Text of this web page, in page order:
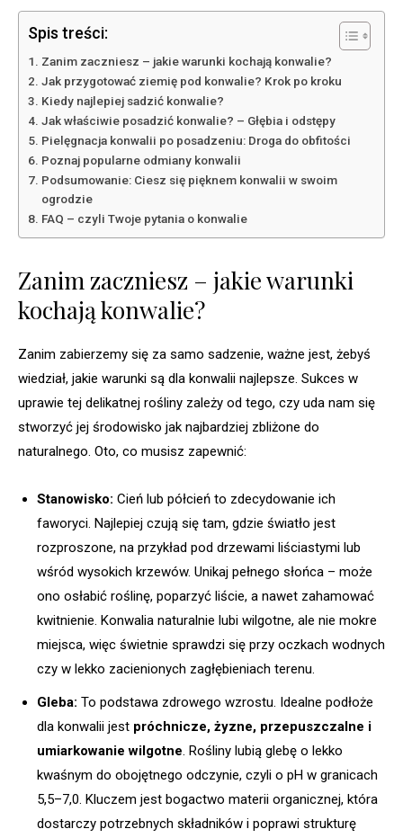
Spis treści:
Zanim zaczniesz – jakie warunki kochają konwalie?
Jak przygotować ziemię pod konwalie? Krok po kroku
Kiedy najlepiej sadzić konwalie?
Jak właściwie posadzić konwalie? – Głębia i odstępy
Pielęgnacja konwalii po posadzeniu: Droga do obfitości
Poznaj popularne odmiany konwalii
Podsumowanie: Ciesz się pięknem konwalii w swoim
ogrodzie
FAQ – czyli Twoje pytania o konwalie
Zanim zaczniesz – jakie warunki
kochają konwalie?
Zanim zabierzemy się za samo sadzenie, ważne jest, żebyś
wiedział, jakie warunki są dla konwalii najlepsze. Sukces w
uprawie tej delikatnej rośliny zależy od tego, czy uda nam się
stworzyć jej środowisko jak najbardziej zbliżone do
naturalnego. Oto, co musisz zapewnić:
Stanowisko: Cień lub półcień to zdecydowanie ich
faworyci. Najlepiej czują się tam, gdzie światło jest
rozproszone, na przykład pod drzewami liściastymi lub
wśród wysokich krzewów. Unikaj pełnego słońca – może
ono osłabić roślinę, poparzyć liście, a nawet zahamować
kwitnienie. Konwalia naturalnie lubi wilgotne, ale nie mokre
miejsca, więc świetnie sprawdzi się przy oczkach wodnych
czy w lekko zacienionych zagłębieniach terenu.
Gleba: To podstawa zdrowego wzrostu. Idealne podłoże
dla konwalii jest próchnicze, żyzne, przepuszczalne i
umiarkowanie wilgotne. Rośliny lubią glebę o lekko
kwaśnym do obojętnego odczynie, czyli o pH w granicach
5,5–7,0. Kluczem jest bogactwo materii organicznej, która
dostarczy potrzebnych składników i poprawi strukturę